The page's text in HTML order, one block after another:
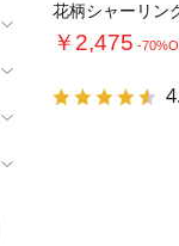
花柄シャーリン
￥2,475 -